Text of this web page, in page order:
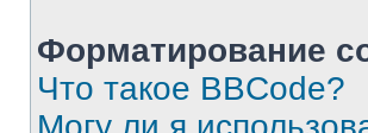
Форматирование
Что такое BBCode?